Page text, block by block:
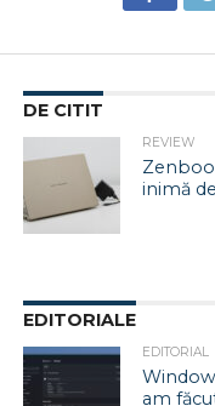
DE CITIT
REVIEW
inimă
EDITORIALE
EDITORIAL
am